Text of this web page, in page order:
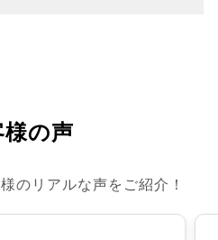
様の声
のリアルな声をご紹介！